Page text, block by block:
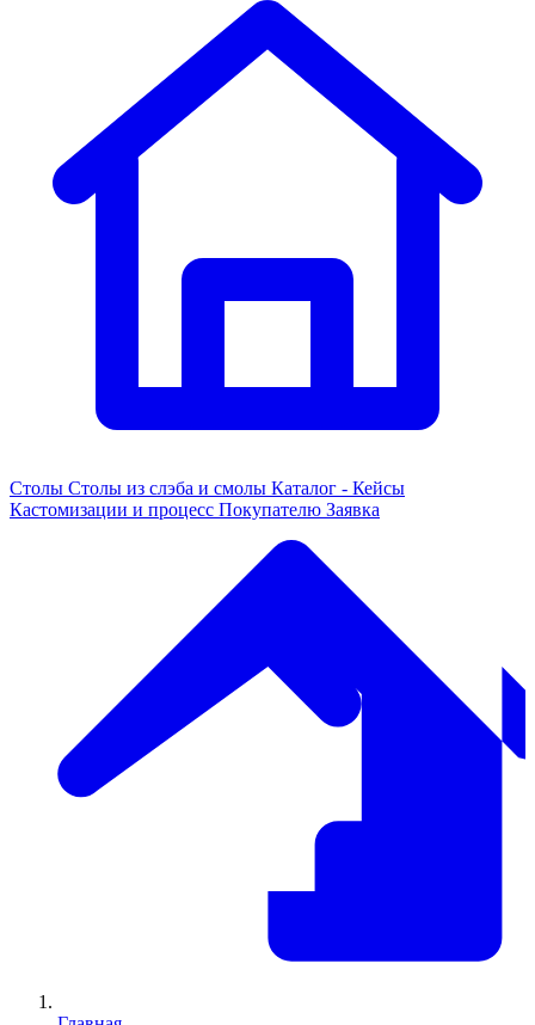
Столы Столы из слэба и смолы Каталог - Кейсы
Кастомизации и процесс Покупателю Заявка